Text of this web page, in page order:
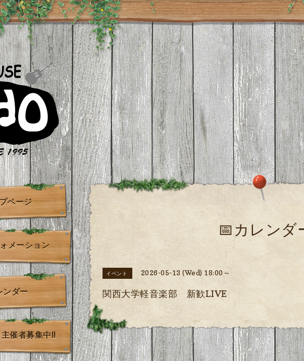
📅カレンダ
イベント 2026-05-13 (Wed) 18:00～
関西大学軽音楽部 新歓LIVE
ページ
メーション
ンダー
催者募集中!!